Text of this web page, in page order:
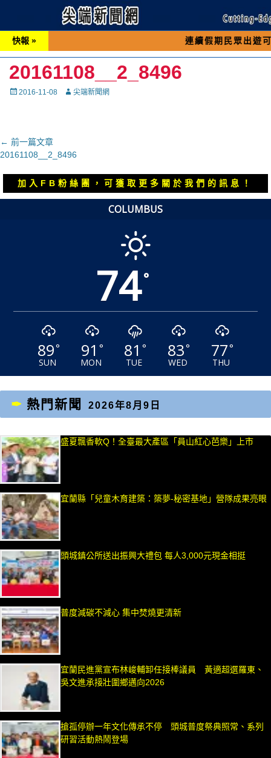
快報 » 連續假期民眾出遊可先撥打交
20161108__2_8496
Posted
2016-11-08 Autor尖端新聞網
文
章
導
← 前一篇文章
上
文
20161108__2_8496
加入FB粉絲團，可獲取更多關於我們的訊息！
COLUMBUS
74°
89°
SUN
91 °
MON
81 °
TUE
83°
WED
77°
THU
熱門新聞 2026年8月9日
盛夏飄香軟Q！全臺最大產區「員山紅心芭樂」上市
宜蘭縣「兒童木育建築：築夢-秘密基地」營隊成果亮眼
頭城鎮公所送出振興大禮包 每人3,000元現金相挺
普度減碳不減心 集中焚燒更清新
宜蘭民進黨宣布林峻輔卸任接棒議員 黃適超選羅東、
吳文進承接壯圍鄉邁向2026
搶孤停辦一年文化傳承不停 頭城普度祭典照常、系列
研習活動熱鬧登場